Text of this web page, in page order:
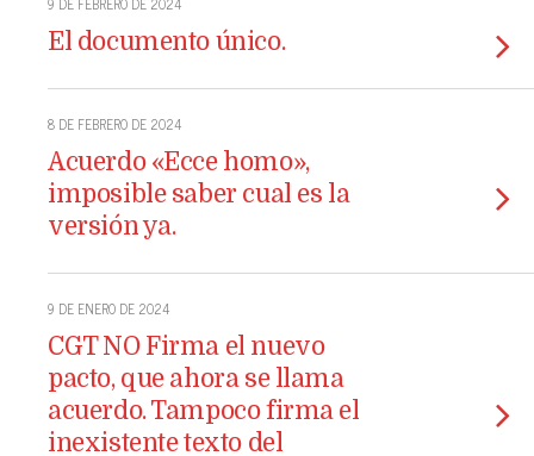
El documento único.
8 DE FEBRERO DE 2024
Acuerdo «Ecce homo»,
imposible saber cual es la
versión ya.
9 DE ENERO DE 2024
CGT NO Firma el nuevo
pacto, que ahora se llama
acuerdo. Tampoco firma el
inexistente texto del